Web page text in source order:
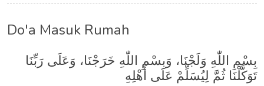
Do'a Masuk Rumah
بِسْمِ اللّٰهِ وَلَجْنَا، وَبِسْمِ اللّٰهِ خَرَجْنَا، وَعَلَى رَبِّنَا
تَوَكَّلْنَا ثُمَّ لِيُسَلِّمْ عَلَى أَهْلِهِ